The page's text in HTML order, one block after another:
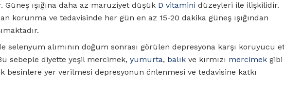
ışığına daha az maruziyet düşük D vitamini düzeyleri ile ilişkilidir.
korunma ve tedavisinde her gün en az 15-20 dakika güneş ışığından
selenyum alımının doğum sonrası görülen depresyona karşı koruyucu
sebeple diyette yeşil mercimek,yumurta, balık ve kırmızı mercimek gibi
besinlere yer verilmesi depresyonun önlenmesi ve tedavisine katkı